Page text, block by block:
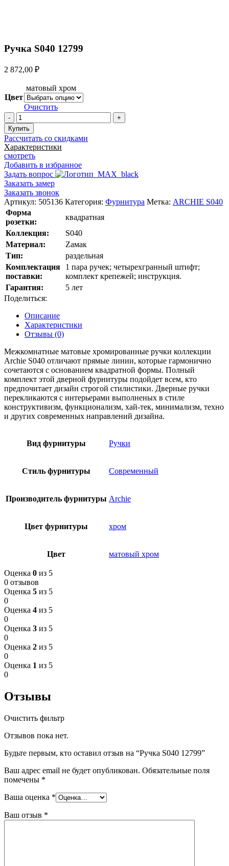
Ручка S040 12799
2 872,00 ₽
Цвет
матовый хром
Очистить
Количество
товара
Ручка
S040
12799
Купить
Рассчитать со скидками
Характеристики
смотреть
Добавить в избранное
Задать вопрос
Заказать замер
Заказать звонок
Артикул: 505136 Категория: Фурнитура Метка: ARCHIE S040
Форма
розетки:
квадратная
Коллекция:
S040
Материал:
Zамак
Тип:
раздельная
Комплектация
поставки:
1 пара ручек; четырехгранный штифт;
комплект крепежей; инструкция.
Гарантия:
5 лет
Поделиться:
Описание
Характеристики
Отзывы (0)
Межкомнатные матовые хромированные ручки коллекции
Archie S040 отличают прямые линии, которые гармонично
сочетаются с основанием квадратной формы. Полный
комплект этой дверной фурнитуры подойдет всем, кто
предпочитает дизайн строгой стилистики. Дверные ручки
перекликаются с интерьерами выполненых в стиле
конструктивизм, функционализм, хай-тек, минимализм, техно
и других современных направлений дизайна.
Вид фурнитуры Ручки
Стиль фурнитуры Современный
Производитель фурнитуры Archie
Цвет фурнитуры хром
Цвет матовый хром
Оценка 0 из 5
0 отзывов
Оценка 5 из 5
0
Оценка 4 из 5
0
Оценка 3 из 5
0
Оценка 2 из 5
0
Оценка 1 из 5
0
Отзывы
Очистить фильтр
Отзывов пока нет.
Будьте первым, кто оставил отзыв на “Ручка S040 12799”
Ваш адрес email не будет опубликован. Обязательные поля
помечены *
Ваша оценка *
Ваш отзыв *